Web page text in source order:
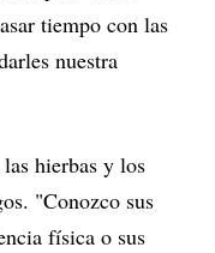
tiempo con las
nuestra
las hierbas y los
"Conozco sus
física o sus